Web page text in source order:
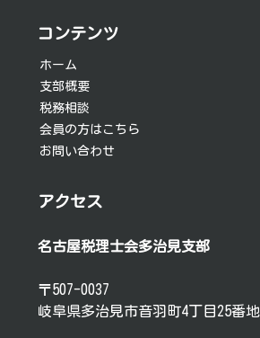
コンテンツ
ホーム
支部概要
税務相談
会員の方はこちら
お問い合わせ
アクセス
名古屋税理士会多治見支部
〒507-0037
岐阜県多治見市音羽町4丁目25番地